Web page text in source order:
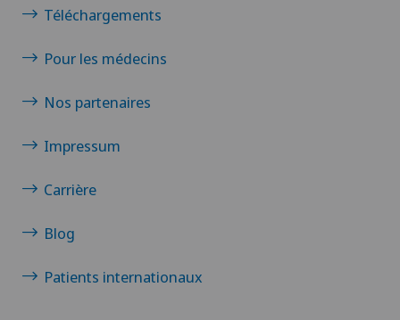
Téléchargements
Pour les médecins
Nos partenaires
Impressum
Carrière
Blog
Patients internationaux